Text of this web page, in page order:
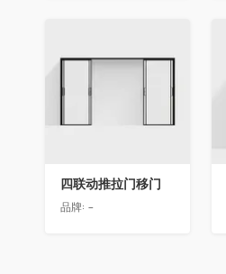
四联动推拉门移门
品牌: -